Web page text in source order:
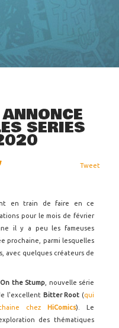
SÉRIES
Tweet
en train de faire en ce
pour le mois de février
il y a peu les fameuses
prochaine, parmi lesquelles
avec quelques créateurs de
On the Stump , nouvelle série
l'excellent Bitter Root (qui
chez HiComics). Le
des thématiques